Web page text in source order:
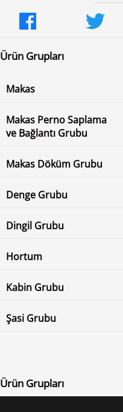
Ürün Grupları
Makas
Makas Perno Saplama
ve Bağlantı Grubu
Makas Döküm Grubu
Denge Grubu
Dingil Grubu
Hortum
Kabin Grubu
Şasi Grubu
Ürün Grupları